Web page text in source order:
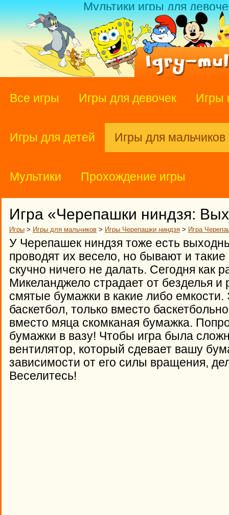
Мультики игры для
Все игры Игры для девочек Игры
Игры для детей Игры для мальчиков
Мультики Прохождение игры
Игра «Черепашки ниндзя:
Игры > Игры для мальчиков > Игры Черепашки ниндзя > Игра
У Черепашек ниндзя тоже есть
проводят их весело, но бывают и
скучно ничего не далать. Сегодня как
Микеланджело страдает от безделья и
смятые бумажки в какие либо емкости.
баскетбол, только вместо
вместо мяца скомканая бумажка.
бумажки в вазу! Чтобы игра была
вентилятор, который сдевает вашу
зависимости от его силы вращения,
Веселитесь!